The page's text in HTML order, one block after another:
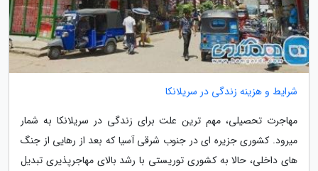
شرایط و هزینه زندگی در سریلانکا
مهاجرت تحصیلی، مهم ترین علت برای زندگی در سریلانکا به شمار
میرود. کشوری جزیره ای در جنوب شرقی آسیا که بعد از رهایی از جنگ
های داخلی، حالا به کشوری توریستی با رشد بالای مهاجرپذیری تبدیل